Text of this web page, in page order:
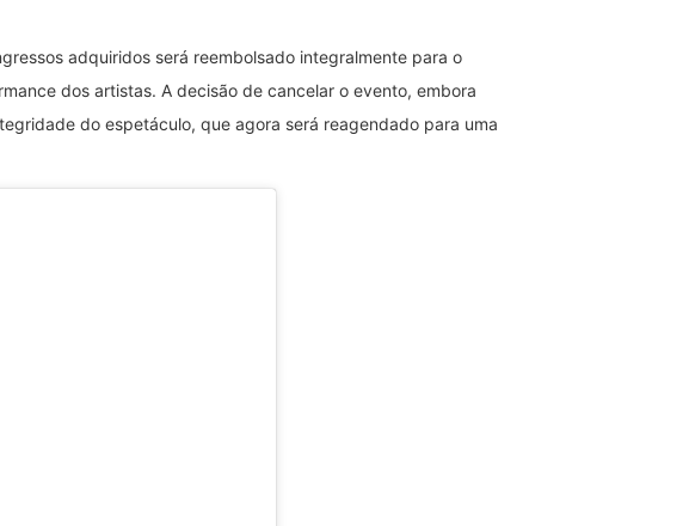
adquiridos será reembolsado integralmente para o
dos artistas. A decisão de cancelar o evento, embora
do espetáculo, que agora será reagendado para uma